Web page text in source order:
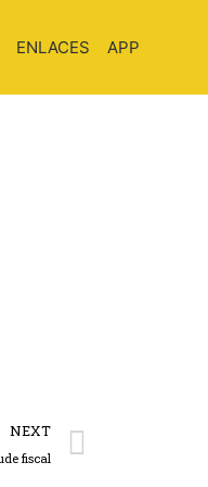
ENLACES APP
NEXT
fiscal